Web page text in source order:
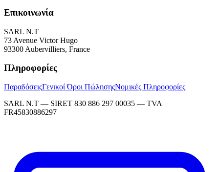
Επικοινωνία
SARL N.T
73 Avenue Victor Hugo
93300 Aubervilliers, France
Πληροφορίες
ΠαραδόσειςΓενικοί Όροι ΠώλησηςΝομικές Πληροφορίες
SARL N.T — SIRET 830 886 297 00035 — TVA
FR45830886297